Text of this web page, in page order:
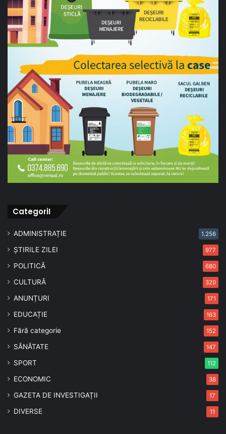
CategoriI
ADMINISTRAȚIE 1.256
ȘTIRILE ZILEI 977
POLITICĂ 680
CULTURĂ 320
ANUNȚURI 171
EDUCAȚIE 163
Fără categorie 152
SĂNĂTATE 147
SPORT 112
ECONOMIC 38
GAZETA DE INVESTIGAȚII 17
DIVERSE 11